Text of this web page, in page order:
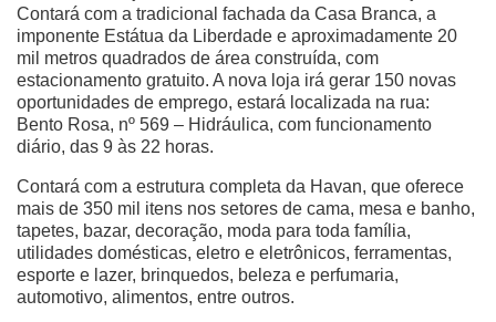
Contará com a tradicional fachada da Casa Branca, a
imponente Estátua da Liberdade e aproximadamente 20
mil metros quadrados de área construída, com
estacionamento gratuito. A nova loja irá gerar 150 novas
oportunidades de emprego, estará localizada na rua:
Bento Rosa, nº 569 – Hidráulica, com funcionamento
diário, das 9 às 22 horas.
Contará com a estrutura completa da Havan, que oferece
mais de 350 mil itens nos setores de cama, mesa e banho,
tapetes, bazar, decoração, moda para toda família,
utilidades domésticas, eletro e eletrônicos, ferramentas,
esporte e lazer, brinquedos, beleza e perfumaria,
automotivo, alimentos, entre outros.